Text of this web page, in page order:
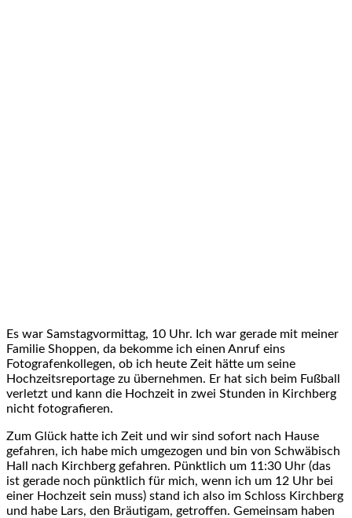
Es war Samstagvormittag, 10 Uhr. Ich war gerade mit meiner
Familie Shoppen, da bekomme ich einen Anruf eins
Fotografenkollegen, ob ich heute Zeit hätte um seine
Hochzeitsreportage zu übernehmen. Er hat sich beim Fußball
verletzt und kann die Hochzeit in zwei Stunden in Kirchberg
nicht fotografieren.
Zum Glück hatte ich Zeit und wir sind sofort nach Hause
gefahren, ich habe mich umgezogen und bin von Schwäbisch
Hall nach Kirchberg gefahren. Pünktlich um 11:30 Uhr (das
ist gerade noch pünktlich für mich, wenn ich um 12 Uhr bei
einer Hochzeit sein muss) stand ich also im Schloss Kirchberg
und habe Lars, den Bräutigam, getroffen. Gemeinsam haben